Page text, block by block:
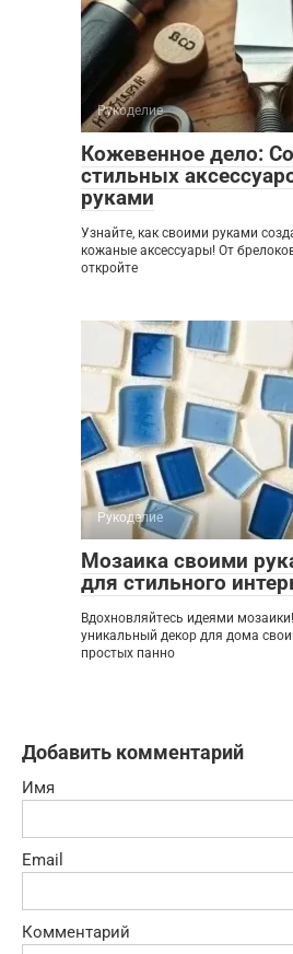
Рукоделие
Кожевенное дело:
стильных
руками
Узнайте, как своими руками
кожаные аксессуары! От
откройте
Рукоделие
Мозаика своими
для стильного
Вдохновляйтесь идеями
уникальный декор для дома
простых панно
Добавить комментарий
Имя
Email
Комментарий